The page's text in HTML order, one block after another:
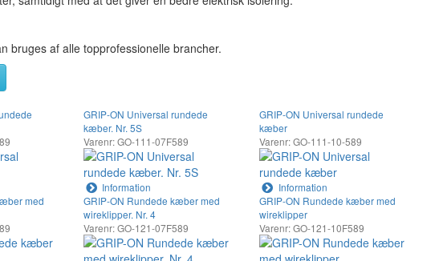
bruges af alle topprofessionelle brancher.
GRIP-ON Universal rundede
kæber. Nr. 5S
Varenr: GO-111-07F589
Information
GRIP-ON Universal rundede
kæber
Varenr: GO-111-10-589
Information
med
GRIP-ON Rundede kæber med
wireklipper. Nr. 4
Varenr: GO-121-07F589
GRIP-ON Rundede kæber med
wireklipper
Varenr: GO-121-10F589